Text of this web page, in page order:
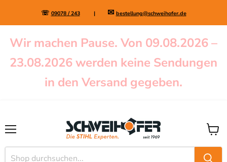
☏ 09078 / 243| ✉ bestellung@schweihofer.de
Wir machen Pause. Von 09.08.2026 –
23.08.2026 werden keine Sendungen
in den Versand gegeben.